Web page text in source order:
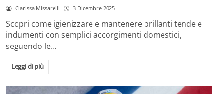
Clarissa Missarelli 3 Dicembre 2025
Scopri come igienizzare e mantenere brillanti tende e
indumenti con semplici accorgimenti domestici,
seguendo le…
Leggi di più